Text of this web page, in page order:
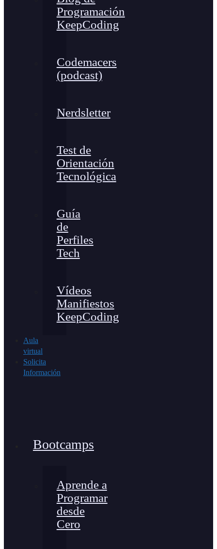
Programación
KeepCoding
Codemacers
(podcast)
Nerdsletter
Test de
Orientación
Tecnológica
Guía
de
Perfiles
Tech
Vídeos
Manifiestos
KeepCoding
Aula
virtual
Solicita
Información
Bootcamps
Aprende a
Programar
desde
Cero